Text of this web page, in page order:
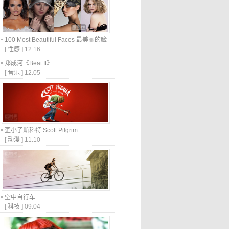
100 Most Beautiful Faces 最美丽的脸
[ 性感 ] 12.16
郑成河《Beat It》
[ 音乐 ] 12.05
歪小子斯科特 Scott Pilgrim
[ 动漫 ] 11.10
空中自行车
[ 科技 ] 09.04